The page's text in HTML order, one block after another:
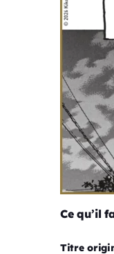
Ce qu’il
Titre